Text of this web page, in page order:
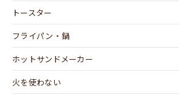
トースター
フライパン・鍋
ホットサンドメーカー
火を使わない